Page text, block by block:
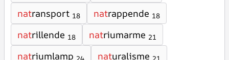
natransport 18 natrappende 18
natrillende 18 natriumarme 21
natriumlamp naturalisme